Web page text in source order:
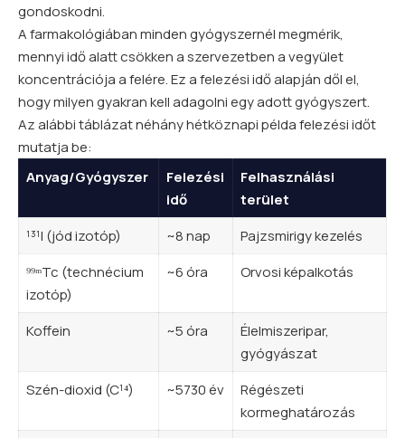
gondoskodni.
A farmakológiában minden gyógyszernél megmérik,
mennyi idő alatt csökken a szervezetben avegyület
koncentrációja a felére. Ez a felezési idő alapján dől el,
hogy milyen gyakran kell adagolni egy adott gyógyszert.
Az alábbi táblázat néhány hétköznapi példa felezési időt
mutatja be:
Anyag/Gyógyszer
Felezési
idő
Felhasználási
terület
¹³¹I (jód izotóp)
~8 nap
Pajzsmirigy kezelés
⁹⁹ᵐTc (technécium
izotóp)
~6 óra Orvosi képalkotás
Koffein ~5 óra
Élelmiszeripar,
gyógyászat
Szén-dioxid (C¹⁴)
~5730 év
Régészeti
kormeghatározás